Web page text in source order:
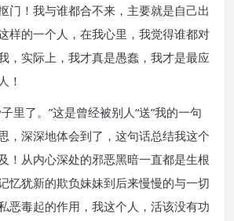
门！我与谁都合不来，主要就是自己出
样的一个人，在我心里，我觉得谁都对
，实际上，我才真是愚蠢，我才是最应
里了。”这是曾经被别人“送”我的一句
，深深地体会到了，这句话总结我这个
！从内心深处的邪恶黑暗一直都是生根
忆犹新的欺负妹妹到后来慢慢的与一切
恶毒起的作用，我这个人，活该没有功